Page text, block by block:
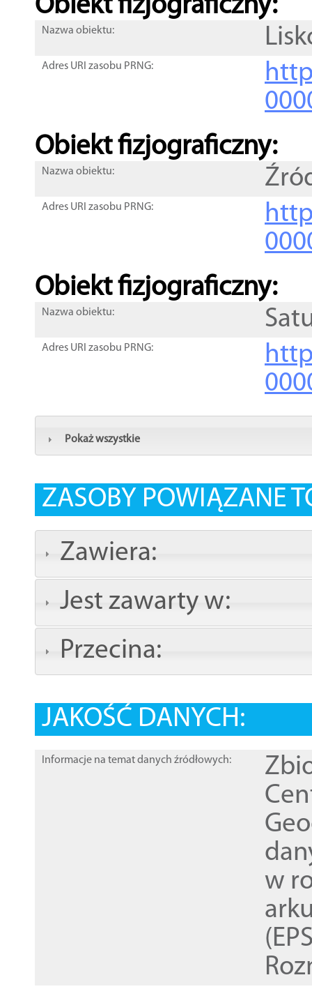
Obiekt fizjograficzny:
Nazwa obiektu:
Adres URI zasobu PRNG:
Obiekt fizjograficzny:
Nazwa obiektu:
Adres URI zasobu PRNG:
Obiekt fizjograficzny:
Nazwa obiektu:
Adres URI zasobu PRNG:
Pokaż wszystkie
ZASOBY POWIĄZANE
Zawiera:
Jest zawarty w:
Przecina:
JAKOŚĆ DANYCH:
Informacje na temat danych źródłowych:
w